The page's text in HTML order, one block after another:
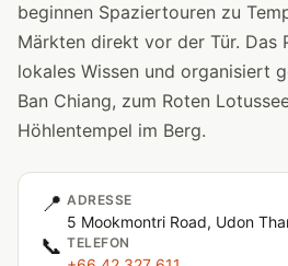
beginnen Spaziertouren zu
Märkten direkt vor der Tür. Das
lokales Wissen und organisiert
Ban Chiang, zum Roten
Höhlentempel im Berg.
📍 ADRESSE
5 Mookmontri Road, Udon
📞 TELEFON